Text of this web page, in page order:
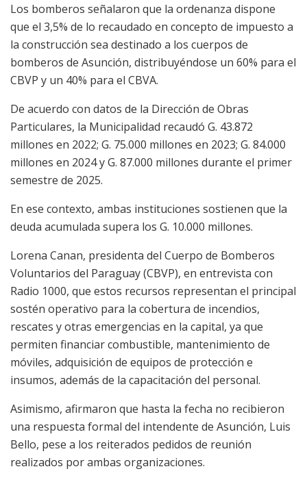
Los bomberos señalaron que la ordenanza dispone
que el 3,5% de lo recaudado en concepto de impuesto a
la construcción sea destinado a los cuerpos de
bomberos de Asunción, distribuyéndose un 60% para el
CBVP y un 40% para el CBVA.
De acuerdo con datos de la Dirección de Obras
Particulares, la Municipalidad recaudó G. 43.872
millones en 2022; G. 75.000 millones en 2023; G. 84.000
millones en 2024 y G. 87.000 millones durante el primer
semestre de 2025.
En ese contexto, ambas instituciones sostienen que la
deuda acumulada supera los G. 10.000 millones.
Lorena Canan, presidenta del Cuerpo de Bomberos
Voluntarios del Paraguay (CBVP), en entrevista con
Radio 1000, que estos recursos representan el principal
sostén operativo para la cobertura de incendios,
rescates y otras emergencias en la capital, ya que
permiten financiar combustible, mantenimiento de
móviles, adquisición de equipos de protección e
insumos, además de la capacitación del personal.
Asimismo, afirmaron que hasta la fecha no recibieron
una respuesta formal del intendente de Asunción, Luis
Bello, pese a los reiterados pedidos de reunión
realizados por ambas organizaciones.